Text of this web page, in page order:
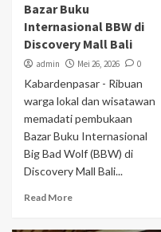
Bazar Buku
Internasional BBW di
Discovery Mall Bali
admin Mei 26, 2026 0
Kabardenpasar - Ribuan
warga lokal dan wisatawan
memadati pembukaan
Bazar Buku Internasional
Big Bad Wolf (BBW) di
Discovery Mall Bali...
Read More